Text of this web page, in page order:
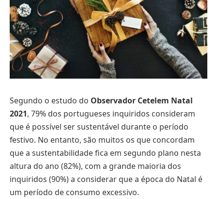
Segundo o estudo do Observador Cetelem Natal
2021, 79% dos portugueses inquiridos consideram
que é possível ser sustentável durante o período
festivo. No entanto, são muitos os que concordam
que a sustentabilidade fica em segundo plano nesta
altura do ano (82%), com a grande maioria dos
inquiridos (90%) a considerar que a época do Natal é
um período de consumo excessivo.